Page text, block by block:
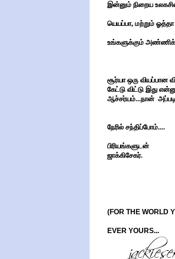
இன்னும் நிறைய
யெயப்பா, மற்றும்
உங்களுக்கும்
சூர்யா ஒரு வியப்பான
கேட்டு விட்டு இது
ஆச்சர்யம்...நான்
நேரில் சந்திப்போம்....
பிரியங்களுடன்
ஜாக்கிசேகர்.
(FOR THE WORLD
EVER YOURS...